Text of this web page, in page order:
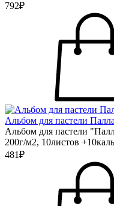
792₽
Альбом для пастели
Альбом для пастели
200г/м2, 10листов
481₽